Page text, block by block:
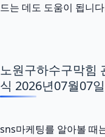
드는 데도 도움이 됩니
노원구하수구막힘
식 2026년07월07
sns마케팅를 알아볼 때